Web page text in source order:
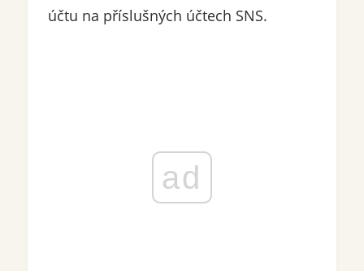
účtu na příslušných účtech SNS.
ad